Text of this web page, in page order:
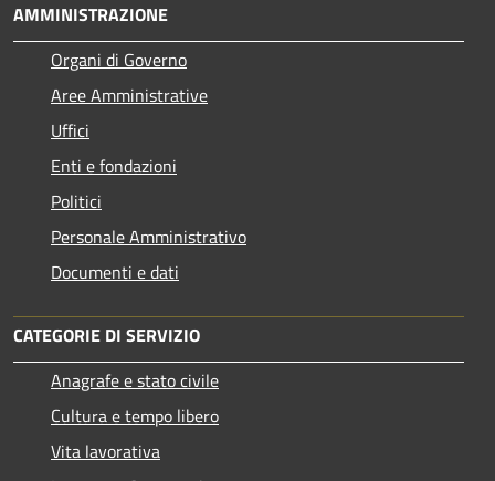
AMMINISTRAZIONE
Organi di Governo
Aree Amministrative
Uffici
Enti e fondazioni
Politici
Personale Amministrativo
Documenti e dati
CATEGORIE DI SERVIZIO
Anagrafe e stato civile
Cultura e tempo libero
Vita lavorativa